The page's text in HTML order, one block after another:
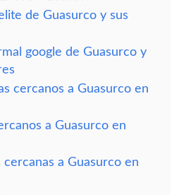
de Guasurco y sus
google de Guasurco y
cercanos a Guasurco en
a Guasurco en
cercanas a Guasurco en